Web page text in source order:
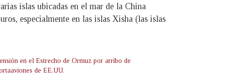
islas ubicadas en el mar de la China
especialmente en las islas Xisha (las islas
en el Estrecho de Ormuz por arribo de
de EE.UU.